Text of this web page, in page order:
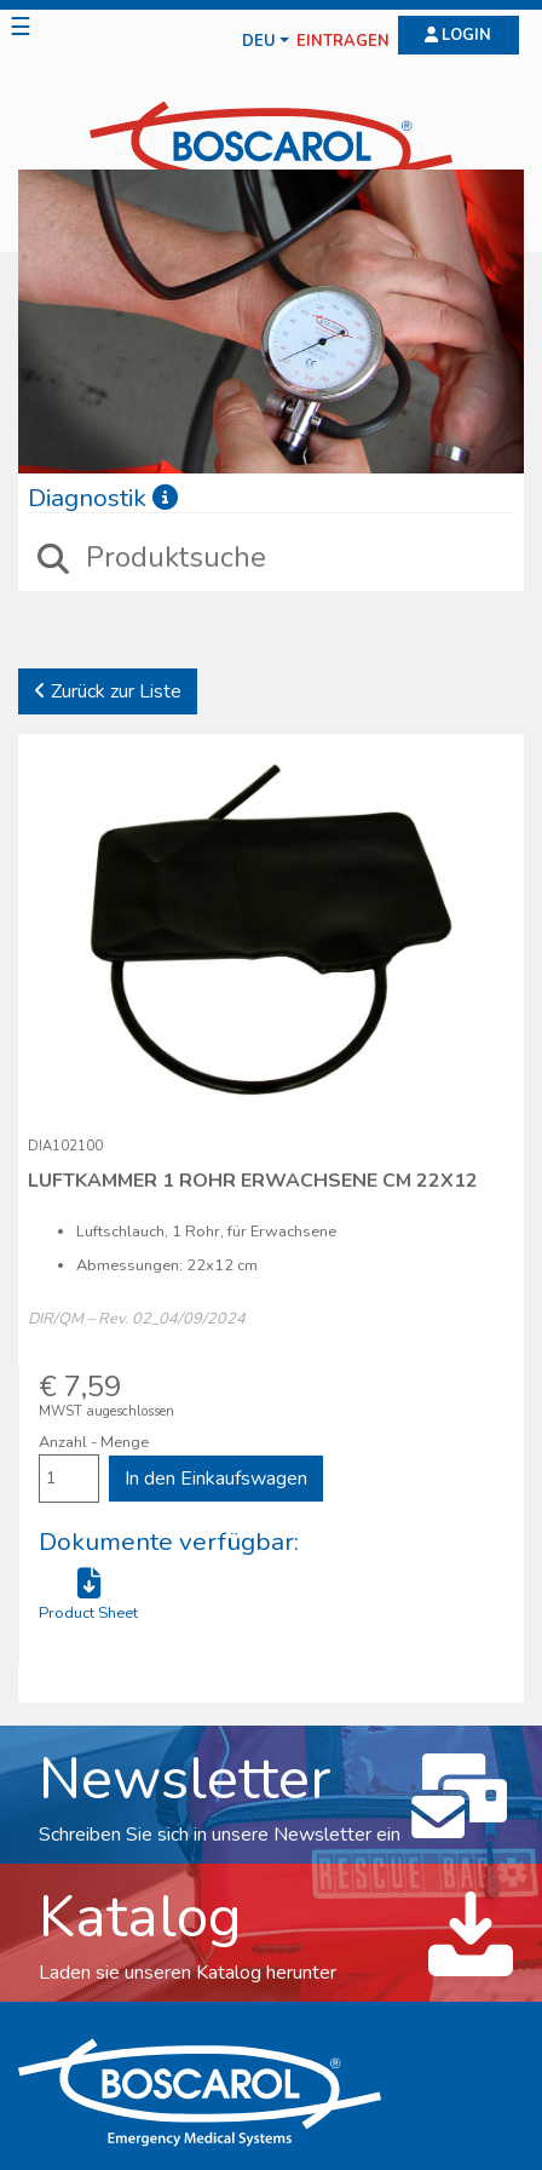
☰ DEU EINTRAGEN LOGIN
Zurück zur Liste
DIA102100
LUFTKAMMER 1 ROHR ERWACHSENE CM 22X12
Luftschlauch, 1 Rohr, für Erwachsene
Abmessungen: 22x12 cm
DIR/QM – Rev. 02_04/09/2024
€ 7,59
MWST augeschlossen
Anzahl - Menge
In den Einkaufswagen
Dokumente verfügbar:
Product Sheet
Diagnostik
Diagnose von Krankheiten oder als Hilfsmittel bei der Erhebung und
schwierigen Situationen. Die Firma Boscarol bietet einen
umfassenden Kundenservice an, um den Kunden bestmöglich
und beruht nicht nur auf dem Preis, sondern ergibt sich aus den
Ergebnissen der ständigen Inspektionen bei den Lieferanten und aus
den rigorosen Kontrollen von dem Moment an, in dem die Ware
Newsletter
Schreiben Sie sich in unsere Newsletter ein
Katalog
Laden sie unseren Katalog herunter